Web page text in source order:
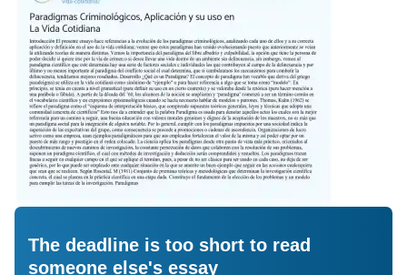
The deadline is too short to read
someone else's essay